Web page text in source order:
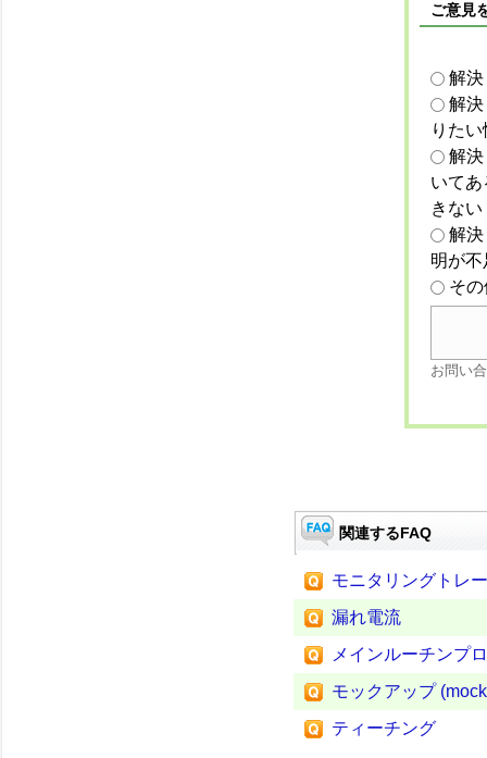
ご意見
解
解
りた
解
いて
きない
解
明が
そ
お問い
関連するFAQ
モニタリングトレ
漏れ電流
メインルーチンプ
モックアップ
ティーチング